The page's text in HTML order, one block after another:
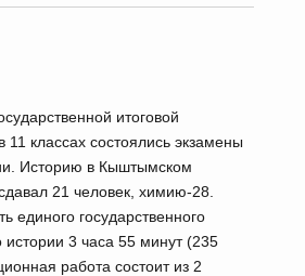
итоговой
11 классах состоялись экзамены
Историю в Кыштымском
21 человек, химию-28.
единого государственного
3 часа 55 минут (235
работа состоит из 2